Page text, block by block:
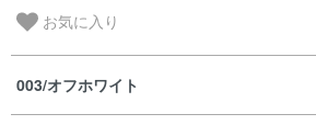
お気に入り
003/オフホワイト